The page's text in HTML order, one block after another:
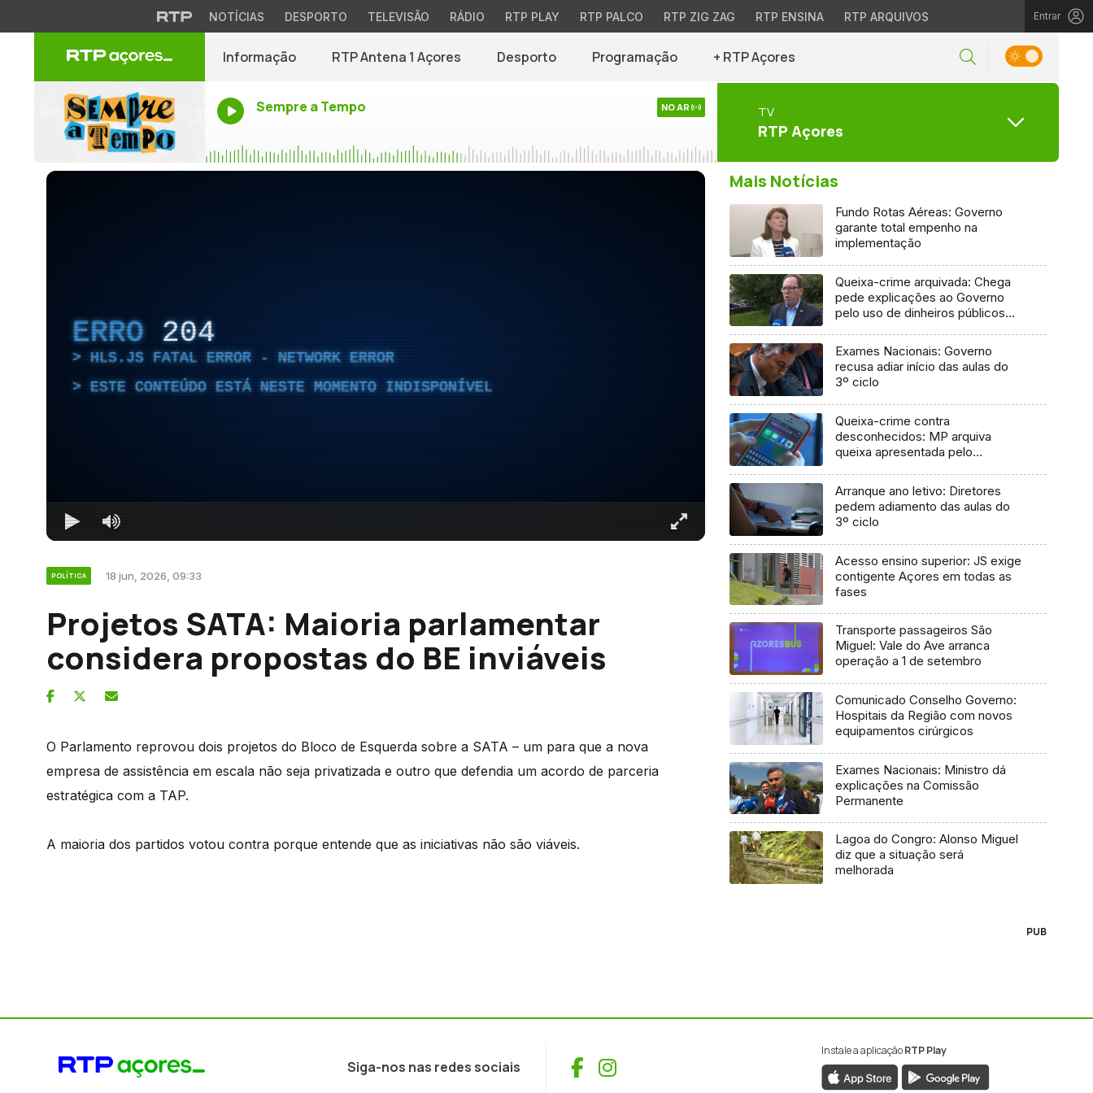
NOTÍCIAS DESPORTO TELEVISÃO RÁDIO RTP PLAY RTP PALCO RTP ZIG ZAG RTP ENSINA RTP ARQUIVOS Entrar
Informação RTP Antena 1 Açores Desporto Programação + RTP Açores
Sempre a Tempo NO AR TV
RTP Açores
ERRO 204
HLS.JS FATAL ERROR - NETWORK ERROR
ESTE CONTEÚDO ESTÁ NESTE MOMENTO INDISPONÍVEL
POLÍTICA 18 jun, 2026, 09:33
Projetos SATA: Maioria parlamentar
considera propostas do BE inviáveis
O Parlamento reprovou dois projetos do Bloco de Esquerda sobre a SATA – um para que a nova
empresa de assistência em escala não seja privatizada e outro que defendia um acordo de parceria
estratégica com a TAP.
A maioria dos partidos votou contra porque entende que as iniciativas não são viáveis.
Mais Notícias
Fundo Rotas Aéreas: Governo
garante total empenho na
implementação
Queixa-crime arquivada: Chega
pede explicações ao Governo
pelo uso de dinheiros públicos
Exames Nacionais: Governo
recusa adiar início das aulas do
3º ciclo
Queixa-crime contra
desconhecidos: MP arquiva
queixa apresentada pelo
Arranque ano letivo: Diretores
pedem adiamento das aulas do
3º ciclo
Acesso ensino superior: JS exige
contigente Açores em todas as
fases
Transporte passageiros São
Miguel: Vale do Ave arranca
operação a 1 de setembro
Comunicado Conselho Governo:
Hospitais da Região com novos
equipamentos cirúrgicos
Exames Nacionais: Ministro dá
explicações na Comissão
Permanente
Lagoa do Congro: Alonso Miguel
diz que a situação será
melhorada
PUB
Siga-nos nas redes sociais Facebook
Instagram
Instale a aplicaçãoRTP Play